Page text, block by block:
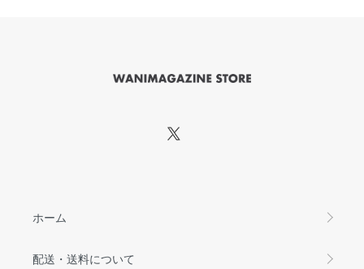
ホーム
配送・送料について